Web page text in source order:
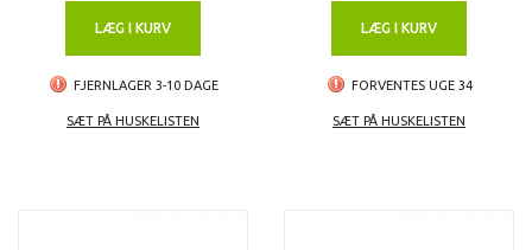
LÆG I KURV
FJERNLAGER 3-10 DAGE
SÆT PÅ HUSKELISTEN
LÆG I KURV
FORVENTES UGE 34
SÆT PÅ HUSKELISTEN